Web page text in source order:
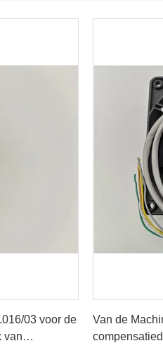
03 voor de
van
Van de